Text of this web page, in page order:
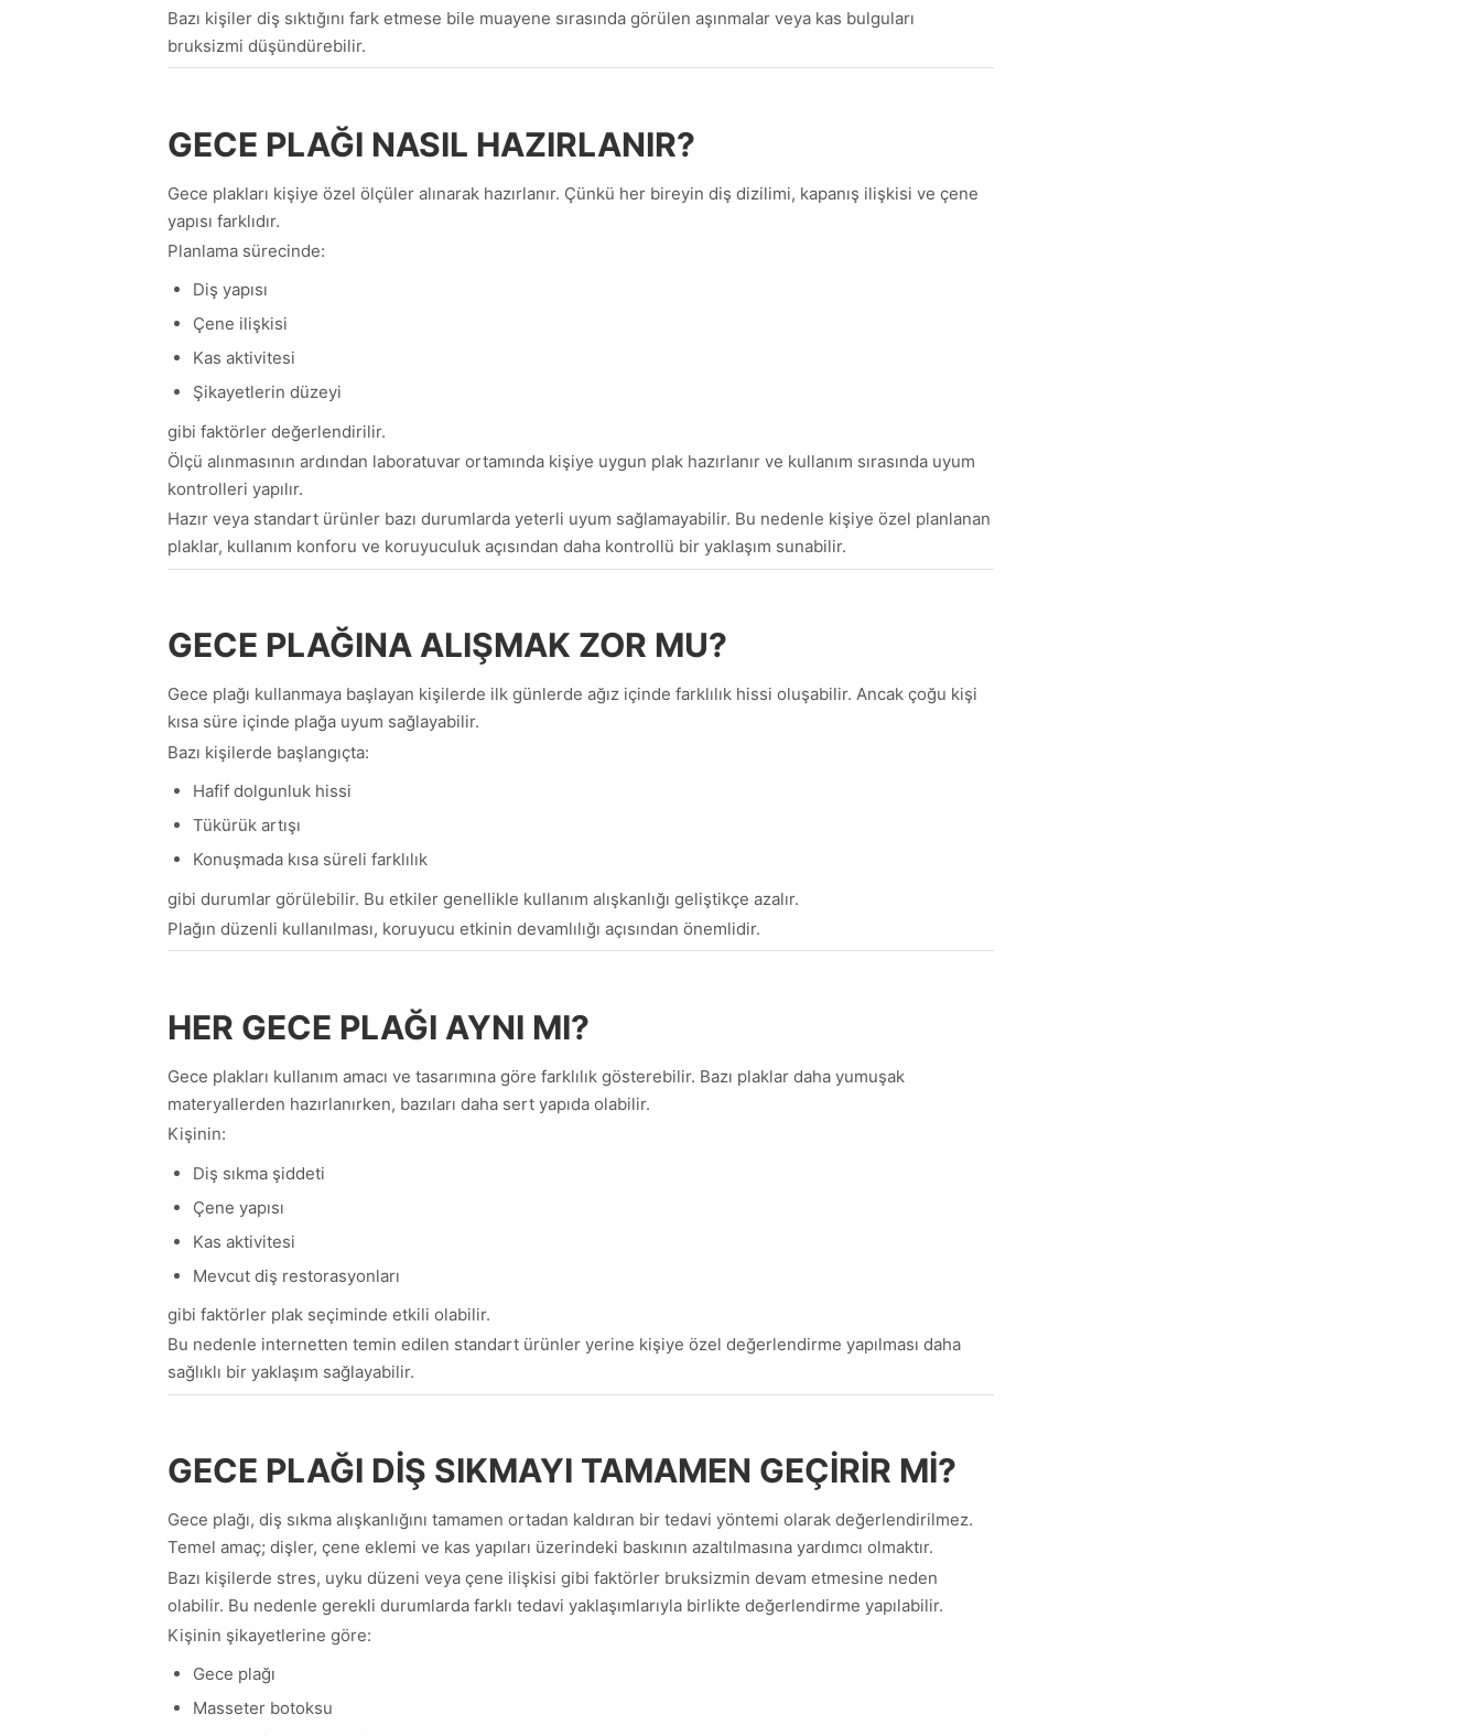
Bazı kişiler diş sıktığını fark etmese bile muayene sırasında görülen aşınmalar veya kas bulguları
bruksizmi düşündürebilir.
GECE PLAĞI NASIL HAZIRLANIR?
Gece plakları kişiye özel ölçüler alınarak hazırlanır. Çünkü her bireyin diş dizilimi, kapanış ilişkisi ve çene
yapısı farklıdır.
Planlama sürecinde:
Diş yapısı
Çene ilişkisi
Kas aktivitesi
Şikayetlerin düzeyi
gibi faktörler değerlendirilir.
Ölçü alınmasının ardından laboratuvar ortamında kişiye uygun plak hazırlanır ve kullanım sırasında uyum
kontrolleri yapılır.
Hazır veya standart ürünler bazı durumlarda yeterli uyum sağlamayabilir. Bu nedenle kişiye özel planlanan
plaklar, kullanım konforu ve koruyuculuk açısından daha kontrollü bir yaklaşım sunabilir.
GECE PLAĞINA ALIŞMAK ZOR MU?
Gece plağı kullanmaya başlayan kişilerde ilk günlerde ağız içinde farklılık hissi oluşabilir. Ancak çoğu kişi
kısa süre içinde plağa uyum sağlayabilir.
Bazı kişilerde başlangıçta:
Hafif dolgunluk hissi
Tükürük artışı
Konuşmada kısa süreli farklılık
gibi durumlar görülebilir. Bu etkiler genellikle kullanım alışkanlığı geliştikçe azalır.
Plağın düzenli kullanılması, koruyucu etkinin devamlılığı açısından önemlidir.
HER GECE PLAĞI AYNI MI?
Gece plakları kullanım amacı ve tasarımına göre farklılık gösterebilir. Bazı plaklar daha yumuşak
materyallerden hazırlanırken, bazıları daha sert yapıda olabilir.
Kişinin:
Diş sıkma şiddeti
Çene yapısı
Kas aktivitesi
Mevcut diş restorasyonları
gibi faktörler plak seçiminde etkili olabilir.
Bu nedenle internetten temin edilen standart ürünler yerine kişiye özel değerlendirme yapılması daha
sağlıklı bir yaklaşım sağlayabilir.
GECE PLAĞI DIŞ SIKMAYI TAMAMEN GEÇIRIR MI?
Gece plağı, diş sıkma alışkanlığını tamamen ortadan kaldıran bir tedavi yöntemi olarak değerlendirilmez.
Temel amaç; dişler, çene eklemi ve kas yapıları üzerindeki baskının azaltılmasına yardımcı olmaktır.
Bazı kişilerde stres, uyku düzeni veya çene ilişkisi gibi faktörler bruksizmin devam etmesine neden
olabilir. Bu nedenle gerekli durumlarda farklı tedavi yaklaşımlarıyla birlikte değerlendirme yapılabilir.
Kişinin şikayetlerine göre:
Gece plağı
Masseter botoksu